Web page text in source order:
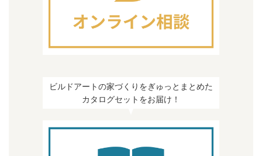
ビルドアートの家づくりをぎゅっとまとめた
カタログセットをお届け！